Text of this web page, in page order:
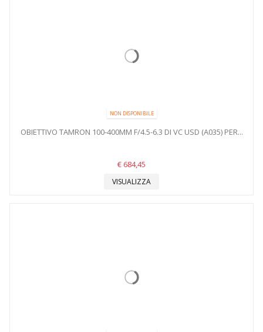
NON DISPONIBILE
OBIETTIVO TAMRON 100-400MM F/4.5-6.3 DI VC USD (A035) PER...
€ 684,45
VISUALIZZA